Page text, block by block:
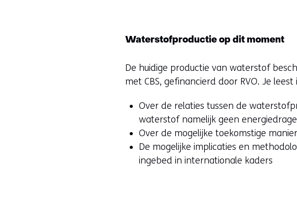
Waterstofproductie op dit moment
De huidige productie van waterstof
met CBS, gefinancierd door RVO. Je
Over de relaties tussen de
waterstof namelijk geen
Over de mogelijke toekomstige
De mogelijke implicaties en
ingebed in internationale kaders